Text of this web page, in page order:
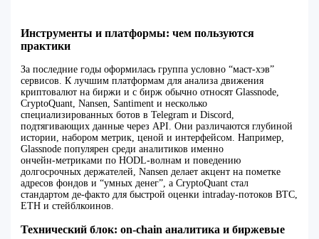
Инструменты и платформы: чем пользуются
практики
За последние годы оформилась группа условно “маст‑хэв”
сервисов. К лучшим платформам для анализа движения
криптовалют на биржи и с бирж обычно относят Glassnode,
CryptoQuant, Nansen, Santiment и несколько
специализированных ботов в Telegram и Discord,
подтягивающих данные через API. Они различаются глубиной
истории, набором метрик, ценой и интерфейсом. Например,
Glassnode популярен среди аналитиков именно
ончейн‑метриками по HODL‑волнам и поведению
долгосрочных держателей, Nansen делает акцент на пометке
адресов фондов и “умных денег”, а CryptoQuant стал
стандартом де‑факто для быстрой оценки intraday‑потоков BTC,
ETH и стейблкоинов.
Технический блок: on-chain аналитика и биржевые